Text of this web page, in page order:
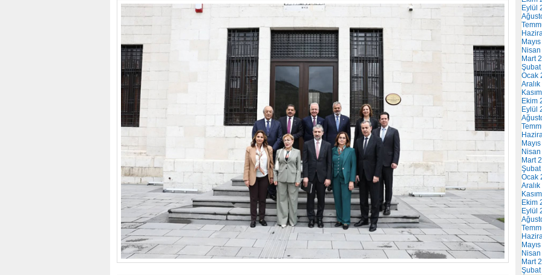
Eylül
Mart
Ocak
Ekim
Eylül
Mart
Ocak
Ekim
Eylül
Mart